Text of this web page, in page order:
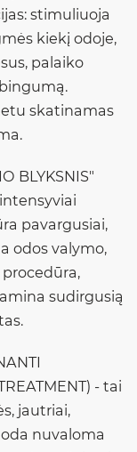
stimuliuoja
kiekį odoje,
palaiko
skatinamas
BLYKSNIS"
intensyviai
pavargusiai,
odos valymo,
sudirgusią
- tai
jautriai,
nuvaloma